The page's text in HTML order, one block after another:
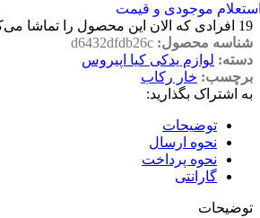
موجودی و قیمت
19 افرادی که الان این محصول را تماشا
شناسه محصول: d6432dfdb26c
دسته: لوازم یدکی کیا اپیروس
برچسب: خار رکاب
به اشتراک بگذارید:
توضیحات
نحوه ارسال
نحوه پرداخت
گارانتی
توضیحات